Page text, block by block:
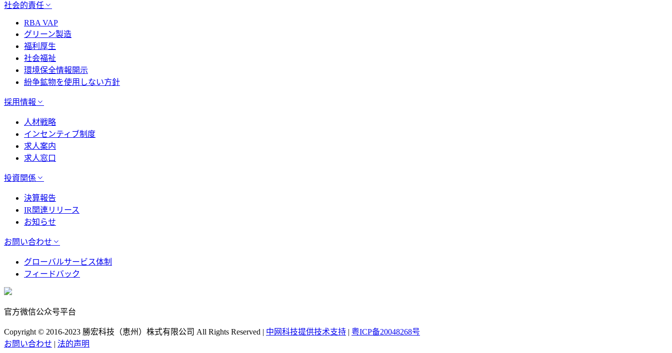
社会的責任
RBA VAP
グリーン製造
福利厚生
社会福祉
環境保全情報開示
紛争鉱物を使用しない方針
採用情報
人材戦略
インセンティブ制度
求人案内
求人窓口
投資関係
決算報告
IR関連リリース
お知らせ
お問い合わせ
グローバルサービス体制
フィードバック
官方微信公众号平台
Copyright © 2016-2023 勝宏科技（恵州）株式有限公司 All Rights Reserved | 中网科技提供技术支持 | 粤ICP备20048268号
お問い合わせ | 法的声明